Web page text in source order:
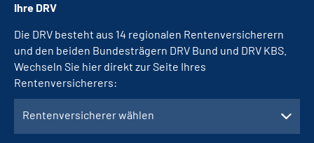
Ihre DRV
Die DRV besteht aus 14 regionalen Rentenversicherern
und den beiden Bundesträgern DRV Bund und DRV KBS.
Wechseln Sie hier direkt zur Seite Ihres
Rentenversicherers:
Rentenversicherer wählen